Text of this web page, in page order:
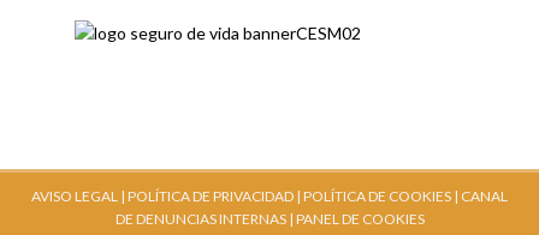
AVISO LEGAL | POLÍTICA DE PRIVACIDAD | POLÍTICA DE COOKIES | CANAL
DE DENUNCIAS INTERNAS| PANEL DE COOKIES